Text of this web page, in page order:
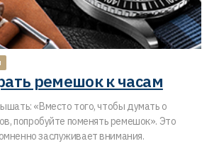
ремешок к часам
«Вместо того, чтобы думать о
попробуйте поменять ремешок». Это
заслуживает внимания.